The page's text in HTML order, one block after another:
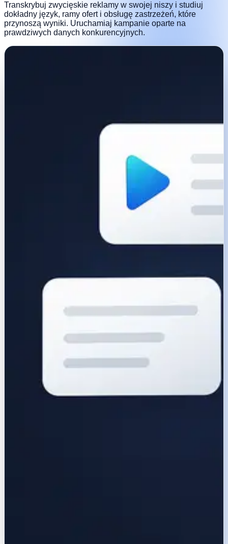
Transkrybuj zwycięskie reklamy w swojej niszy i studiuj
dokładny język, ramy ofert i obsługę zastrzeżeń, które
przynoszą wyniki. Uruchamiaj kampanie oparte na
prawdziwych danych konkurencyjnych.